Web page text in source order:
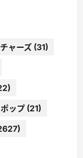
ャーズ (31)
ップ (21)